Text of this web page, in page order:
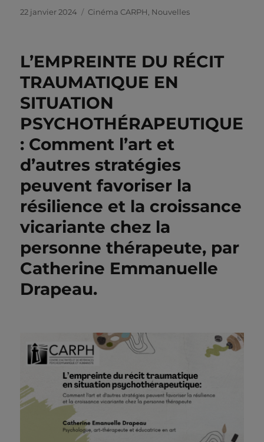
Publié
22 janvier 2024 Catégories
Cinéma CARPH Nouvelles
L’EMPREINTE DU RÉCIT
TRAUMATIQUE EN
SITUATION
PSYCHOTHÉRAPEUTIQUE
: Comment l’art et
d’autres stratégies
peuvent favoriser la
résilience et la croissance
vicariante chez la
personne thérapeute, par
Catherine Emmanuelle
Drapeau.